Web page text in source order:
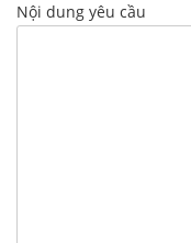
Nội dung yêu cầu